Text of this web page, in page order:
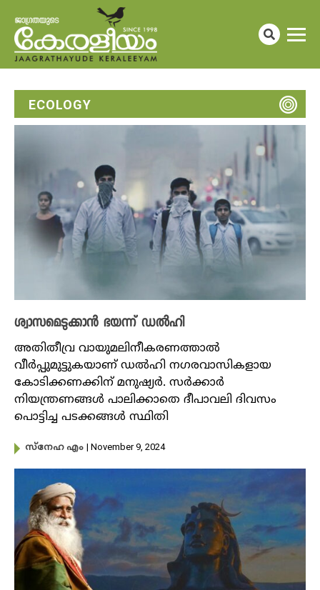
ECOLOGY
ശ്വാസമെടുക്കാൻ ഭയന്ന് ഡൽഹി
അതിതീവ്ര വായുമലിനീകരണത്താൽ
വീർപ്പുമുട്ടുകയാണ് ഡൽഹി നഗരവാസികളായ
കോടിക്കണക്കിന് മനുഷ്യർ. സർക്കാർ
നിയന്ത്രണങ്ങൾ പാലിക്കാതെ ദീപാവലി ദിവസം
പൊട്ടിച്ച പടക്കങ്ങൾ സ്ഥിതി
സ്നേഹ എം | November 9, 2024